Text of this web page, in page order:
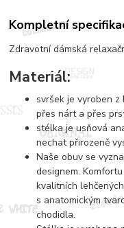
Kompletní
Zdravotní dámská
Materiál:
svršek je vyroben z
přes nárt a přes
stélka je usňová
nechat přirozeně
Naše obuv se
designem.
kvalitních
s anatomickým
chodidla.